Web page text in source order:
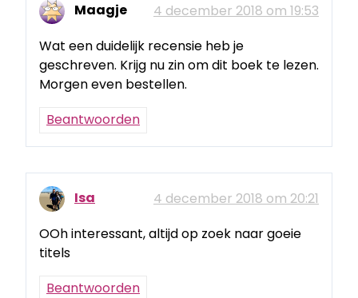
Maagje
4 december 2018 om 19:53
Wat een duidelijk recensie heb je
geschreven. Krijg nu zin om dit boek te lezen.
Morgen even bestellen.
Beantwoorden
Isa
4 december 2018 om 20:21
OOh interessant, altijd op zoek naar goeie
titels
Beantwoorden